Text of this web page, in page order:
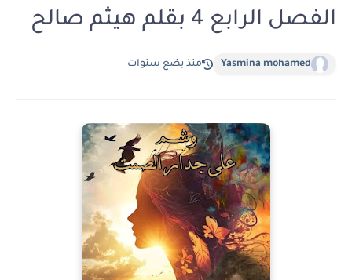
الفصل الرابع 4 بقلم هيثم صالح
Yasmina mohamed منذ بضع سنوات